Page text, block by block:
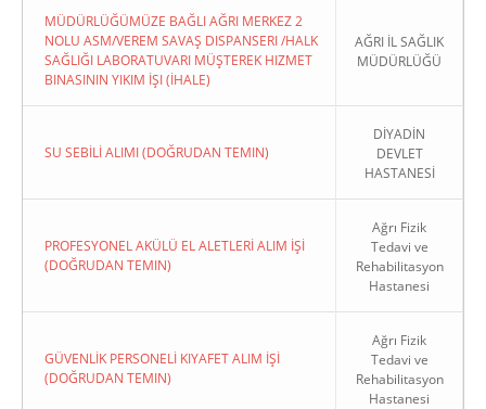
MÜDÜRLÜĞÜMÜZE BAĞLI AĞRI MERKEZ 2
NOLU ASM/VEREM SAVAŞ DISPANSERI /HALK
SAĞLIĞI LABORATUVARI MÜŞTEREK HIZMET
BINASININ YIKIM İŞI (İHALE)
AĞRI İL SAĞLIK
MÜDÜRLÜĞÜ
SU SEBİLİ ALIMI (DOĞRUDAN TEMIN)
DİYADİN
DEVLET
HASTANESİ
PROFESYONEL AKÜLÜ EL ALETLERİ ALIM İŞİ
(DOĞRUDAN TEMIN)
Ağrı Fizik
Tedavi ve
Rehabilitasyon
Hastanesi
GÜVENLİK PERSONELİ KIYAFET ALIM İŞİ
(DOĞRUDAN TEMIN)
Ağrı Fizik
Tedavi ve
Rehabilitasyon
Hastanesi